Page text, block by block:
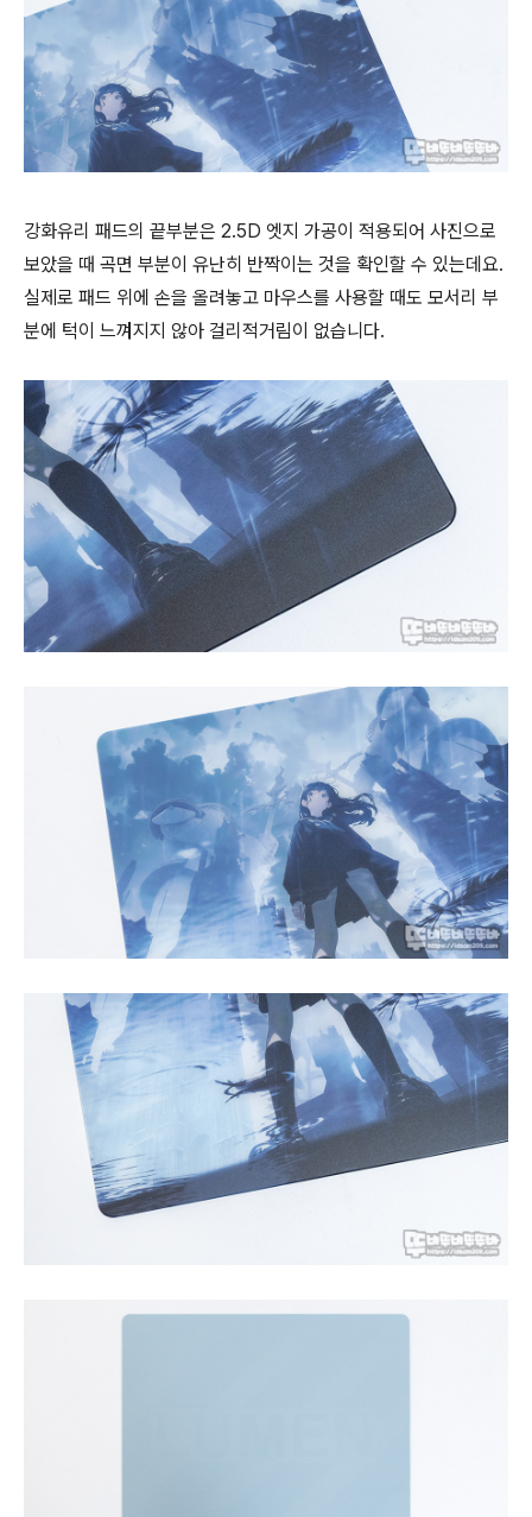
강화유리 패드의 끝부분은 2.5D 엣지 가공이 적용되어 사진으로
보았을 때 곡면 부분이 유난히 반짝이는 것을 확인할 수 있는데요.
실제로 패드 위에 손을 올려놓고 마우스를 사용할 때도 모서리 부
분에 턱이 느껴지지 않아 걸리적거림이 없습니다.